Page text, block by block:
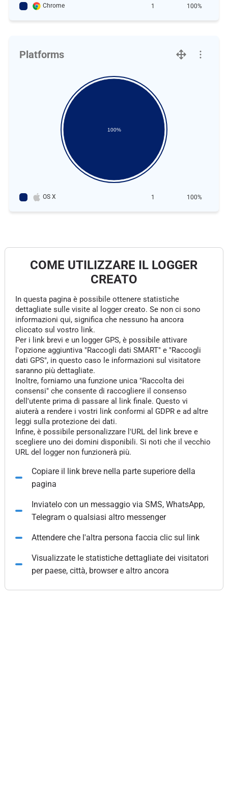
Chrome 1 100%
Platforms
100%
OS X 1 100%
COME UTILIZZARE IL LOGGER
CREATO
In questa pagina è possibile ottenere statistiche
dettagliate sulle visite al logger creato. Se non ci sono
informazioni qui, significa che nessuno ha ancora
cliccato sul vostro link.
Per i link brevi e un logger GPS, è possibile attivare
l'opzione aggiuntiva "Raccogli dati SMART" e "Raccogli
dati GPS", in questo caso le informazioni sul visitatore
saranno più dettagliate.
Inoltre, forniamo una funzione unica "Raccolta dei
consensi" che consente di raccogliere il consenso
dell'utente prima di passare al link finale. Questo vi
aiuterà a rendere i vostri link conformi al GDPR e ad altre
leggi sulla protezione dei dati.
Infine, è possibile personalizzare l'URL del link breve e
scegliere uno dei domini disponibili. Si noti che il vecchio
URL del logger non funzionerà più.
Copiare il link breve nella parte superiore della
pagina
Inviatelo con un messaggio via SMS, WhatsApp,
Telegram o qualsiasi altro messenger
Attendere che l'altra persona faccia clic sul link
Visualizzate le statistiche dettagliate dei visitatori
per paese, città, browser e altro ancora